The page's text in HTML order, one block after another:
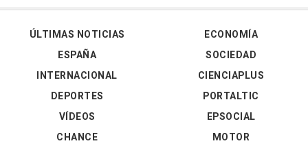
ÚLTIMAS NOTICIAS
ESPAÑA
INTERNACIONAL
DEPORTES
VÍDEOS
ECONOMÍA
SOCIEDAD
CIENCIAPLUS
PORTALTIC
EPSOCIAL
CHANCE
MOTOR